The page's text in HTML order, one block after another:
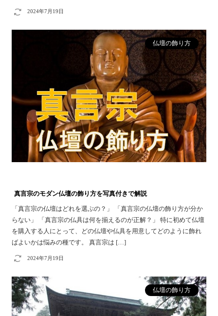
2024年7月19日
仏壇の飾り方
真言宗のモダン仏壇の飾り方を写真付きで解説
「真言宗の仏壇はどれを選ぶの？」 「真言宗の仏壇の飾り方が分か
らない」 「真言宗の仏具は何を揃えるのが正解？」 特に初めて仏壇
を購入する人にとって、どの仏壇や仏具を用意してどのように飾れ
ばよいかは悩みの種です。 真言宗は […]
2024年7月19日
仏壇の飾り方